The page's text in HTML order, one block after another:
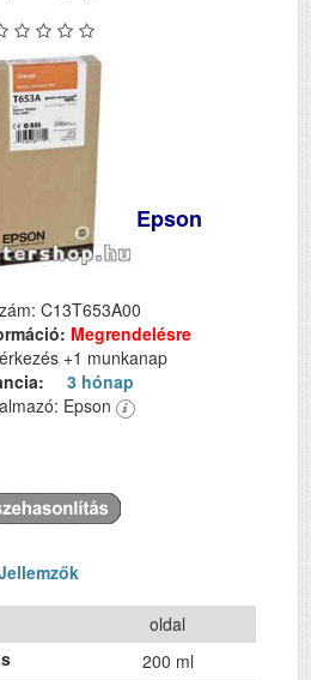
Epson
C13T653A00
Megrendelésre
érkezés +1 munkanap
3 hónap
Epson
oldal
200 ml